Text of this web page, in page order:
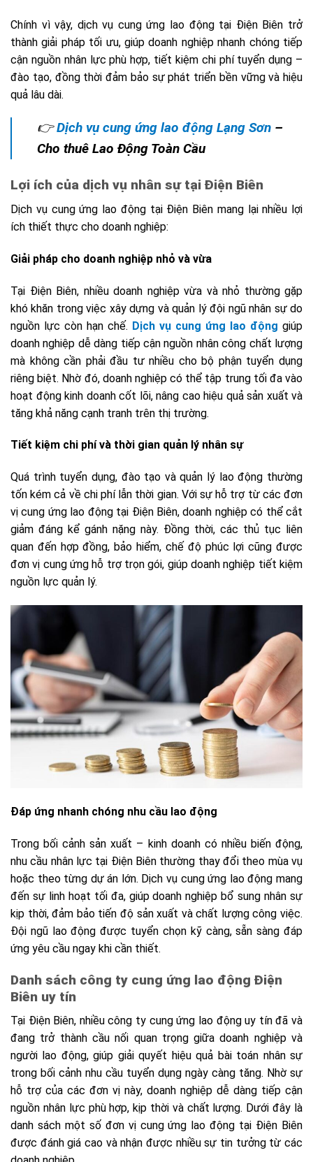
Chính vì vậy, dịch vụ cung ứng lao động tại Điện Biên trở
thành giải pháp tối ưu, giúp doanh nghiệp nhanh chóng tiếp
cận nguồn nhân lực phù hợp, tiết kiệm chi phí tuyển dụng –
đào tạo, đồng thời đảm bảo sự phát triển bền vững và hiệu
quả lâu dài.
👉Dịch vụ cung ứng lao động Lạng Sơn –
Cho thuê Lao Động Toàn Cầu
Lợi ích của dịch vụ nhân sự tại Điện Biên
Dịch vụ cung ứng lao động tại Điện Biên mang lại nhiều lợi
ích thiết thực cho doanh nghiệp:
Giải pháp cho doanh nghiệp nhỏ và vừa
Tại Điện Biên, nhiều doanh nghiệp vừa và nhỏ thường gặp
khó khăn trong việc xây dựng và quản lý đội ngũ nhân sự do
nguồn lực còn hạn chế. Dịch vụ cung ứng lao động giúp
doanh nghiệp dễ dàng tiếp cận nguồn nhân công chất lượng
mà không cần phải đầu tư nhiều cho bộ phận tuyển dụng
riêng biệt. Nhờ đó, doanh nghiệp có thể tập trung tối đa vào
hoạt động kinh doanh cốt lõi, nâng cao hiệu quả sản xuất và
tăng khả năng cạnh tranh trên thị trường.
Tiết kiệm chi phí và thời gian quản lý nhân sự
Quá trình tuyển dụng, đào tạo và quản lý lao động thường
tốn kém cả về chi phí lẫn thời gian. Với sự hỗ trợ từ các đơn
vị cung ứng lao động tại Điện Biên, doanh nghiệp có thể cắt
giảm đáng kể gánh nặng này. Đồng thời, các thủ tục liên
quan đến hợp đồng, bảo hiểm, chế độ phúc lợi cũng được
đơn vị cung ứng hỗ trợ trọn gói, giúp doanh nghiệp tiết kiệm
nguồn lực quản lý.
Đáp ứng nhanh chóng nhu cầu lao động
Trong bối cảnh sản xuất – kinh doanh có nhiều biến động,
nhu cầu nhân lực tại Điện Biên thường thay đổi theo mùa vụ
hoặc theo từng dự án lớn. Dịch vụ cung ứng lao động mang
đến sự linh hoạt tối đa, giúp doanh nghiệp bổ sung nhân sự
kịp thời, đảm bảo tiến độ sản xuất và chất lượng công việc.
Đội ngũ lao động được tuyển chọn kỹ càng, sẵn sàng đáp
ứng yêu cầu ngay khi cần thiết.
Danh sách công ty cung ứng lao động Điện
Biên uy tín
Tại Điện Biên, nhiều công ty cung ứng lao động uy tín đã và
đang trở thành cầu nối quan trọng giữa doanh nghiệp và
người lao động, giúp giải quyết hiệu quả bài toán nhân sự
trong bối cảnh nhu cầu tuyển dụng ngày càng tăng. Nhờ sự
hỗ trợ của các đơn vị này, doanh nghiệp dễ dàng tiếp cận
nguồn nhân lực phù hợp, kịp thời và chất lượng. Dưới đây là
danh sách một số đơn vị cung ứng lao động tại Điện Biên
được đánh giá cao và nhận được nhiều sự tin tưởng từ các